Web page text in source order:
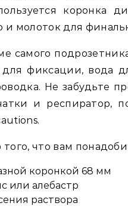
коронка
и молоток для
самого
фиксации, вода
Не забудьте
и респиратор,
что вам
коронкой 68 мм
или алебастр
раствора